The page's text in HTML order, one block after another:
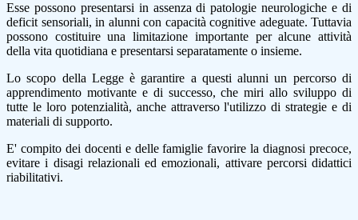
Esse possono presentarsi in assenza di patologie neurologiche e di
deficit sensoriali, in alunni con capacità cognitive adeguate. Tuttavia
possono costituire una limitazione importante per alcune attività
della vita quotidiana e presentarsi separatamente o insieme.
Lo scopo della Legge è garantire a questi alunni un percorso di
apprendimento motivante e di successo, che miri allo sviluppo di
tutte le loro potenzialità, anche attraverso l'utilizzo di strategie e di
materiali di supporto.
E' compito dei docenti e delle famiglie favorire la diagnosi precoce,
evitare i disagi relazionali ed emozionali, attivare percorsi didattici
riabilitativi.